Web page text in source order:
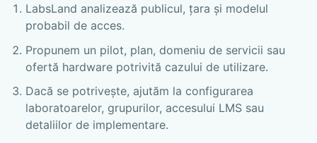
LabsLand analizează publicul, țara și modelul
probabil de acces.
Propunem un pilot, plan, domeniu de servicii sau
ofertă hardware potrivită cazului de utilizare.
Dacă se potrivește, ajutăm la configurarea
laboratoarelor, grupurilor, accesului LMS sau
detaliilor de implementare.